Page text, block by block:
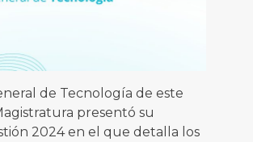
de Tecnología de este
presentó su
2024 en el que detalla los